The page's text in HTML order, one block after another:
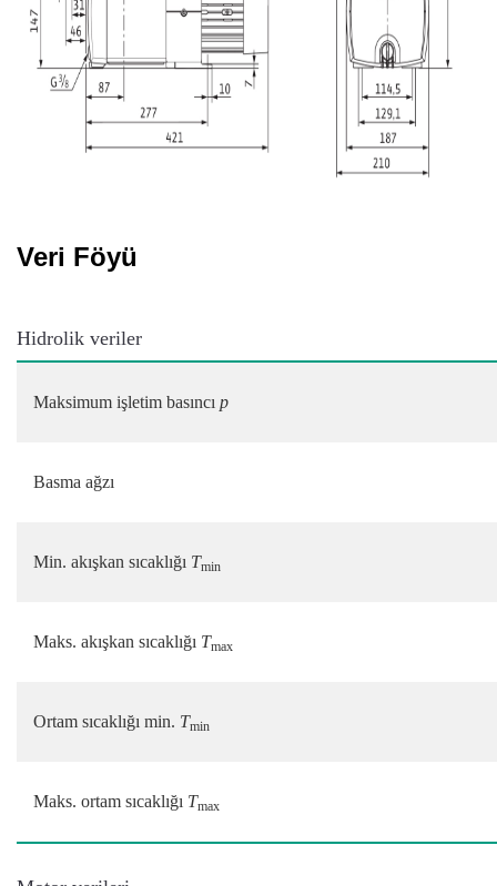
Veri Föyü
Hidrolik veriler
Maksimum işletim basıncı p
Basma ağzı
Min. akışkan sıcaklığı Tmin
Maks. akışkan sıcaklığı Tmax
Ortam sıcaklığı min. Tmin
Maks. ortam sıcaklığı Tmax